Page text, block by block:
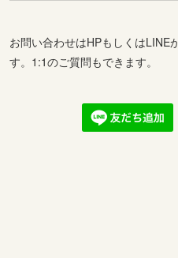
お問い合わせはHPもしくはLINE
す。1:1のご質問もできます。